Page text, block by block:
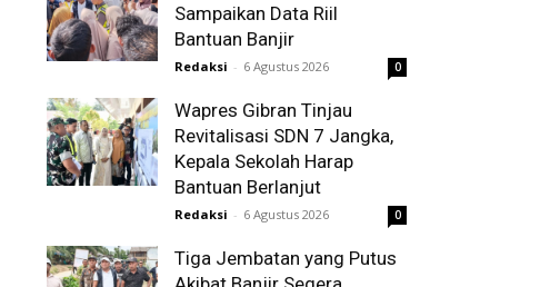
Website:
Sampaikan Data Riil
Bantuan Banjir
Redaksi - 6 Agustus 2026 0
Wapres Gibran Tinjau
Revitalisasi SDN 7 Jangka,
Kepala Sekolah Harap
Bantuan Berlanjut
Redaksi - 6 Agustus 2026 0
Tiga Jembatan yang Putus